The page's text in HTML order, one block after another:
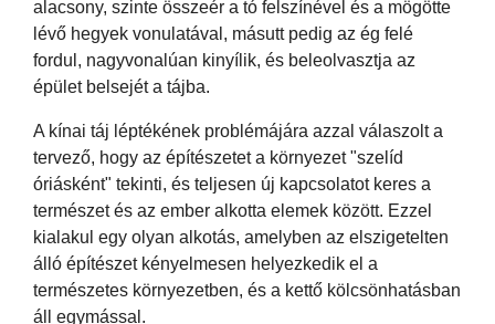
alacsony, szinte összeér a tó felszínével és a mögötte
lévő hegyek vonulatával, másutt pedig az ég felé
fordul, nagyvonalúan kinyílik, és beleolvasztja az
épület belsejét a tájba.
A kínai táj léptékének problémájára azzal válaszolt a
tervező, hogy az építészetet a környezet "szelíd
óriásként" tekinti, és teljesen új kapcsolatot keres a
természet és az ember alkotta elemek között. Ezzel
kialakul egy olyan alkotás, amelyben az elszigetelten
álló építészet kényelmesen helyezkedik el a
természetes környezetben, és a kettő kölcsönhatásban
áll egymással.